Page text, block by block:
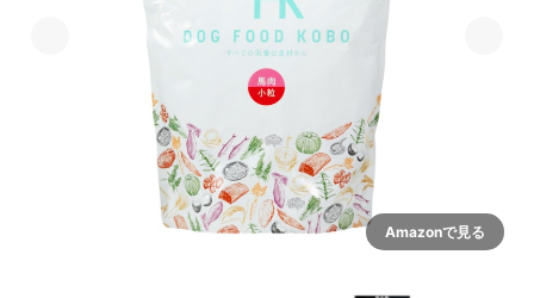
Amazonで見る